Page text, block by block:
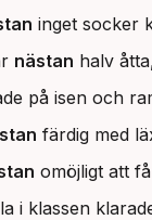
inget socker
nästan halv
på isen och
färdig med
omöjligt att
i klassen